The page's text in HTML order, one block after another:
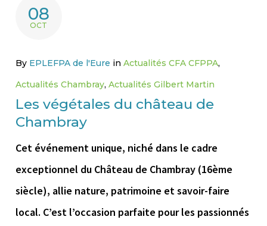
08
OCT
By EPLEFPA de l'Eure in Actualités CFA CFPPA,
Actualités Chambray, Actualités Gilbert Martin
Les végétales du château de
Chambray
Cet événement unique, niché dans le cadre
exceptionnel du Château de Chambray (16ème
siècle), allie nature, patrimoine et savoir-faire
local. C’est l’occasion parfaite pour les passionnés